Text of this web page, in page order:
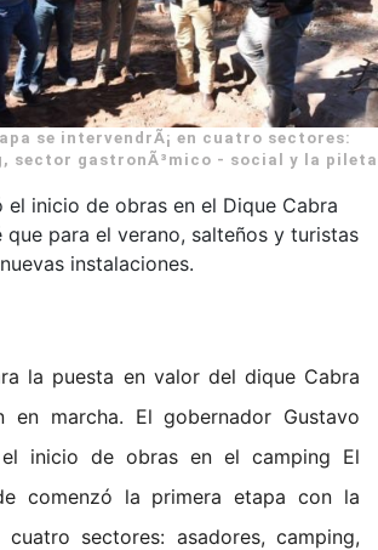
se intervendrÃ¡ en cuatro sectores:
sector gastronÃ³mico - social y la pileta
el inicio de obras en el Dique Cabra
que para el verano, salteños y turistas
instalaciones.
la puesta en valor del dique Cabra
en marcha. El gobernador Gustavo
inicio de obras en el camping El
comenzó la primera etapa con la
cuatro sectores: asadores, camping,